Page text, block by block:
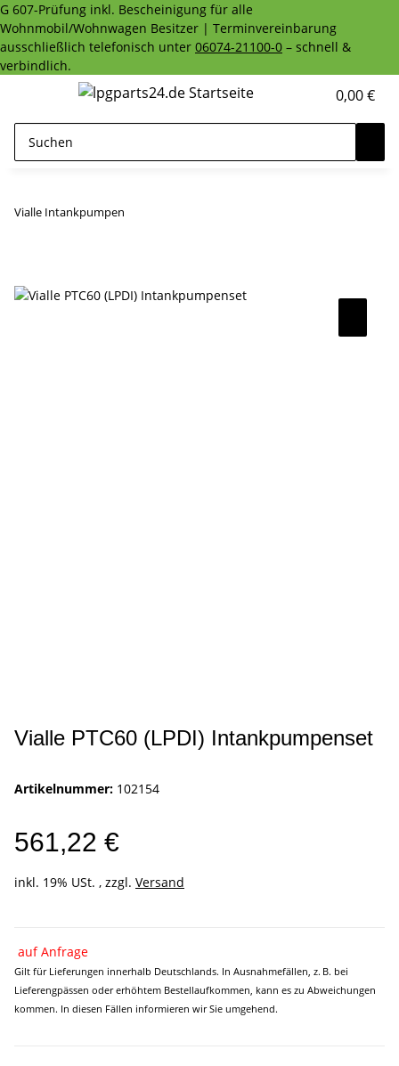
G 607-Prüfung inkl. Bescheinigung für alle
Wohnmobil/Wohnwagen Besitzer | Terminvereinbarung
ausschließlich telefonisch unter 06074-21100-0 – schnell &
verbindlich.
0,00 €
Vialle Intankpumpen
Vialle PTC60 (LPDI) Intankpumpenset
Artikelnummer: 102154
561,22 €
inkl. 19% USt. , zzgl. Versand
auf Anfrage
Gilt für Lieferungen innerhalb Deutschlands. In Ausnahmefällen, z. B. bei
Lieferengpässen oder erhöhtem Bestellaufkommen, kann es zu Abweichungen
kommen. In diesen Fällen informieren wir Sie umgehend.